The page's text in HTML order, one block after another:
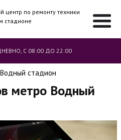
центр по ремонту техники
стадионе
С 08:00 ДО 22:00
стадион
метро Водный